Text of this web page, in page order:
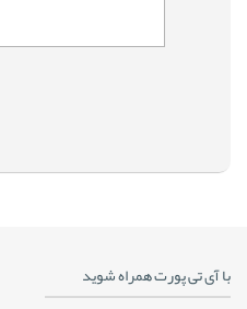
با آی تی پورت همراه شوید